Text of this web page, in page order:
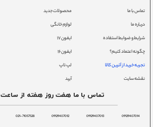
تماس با ما
درباره ما
شرایط و ضوابط استفاده
چگونه اعتماد کنیم؟
تجربه خرید از آترین کالا
نقشه سایت
محصولات جدید
لوازم خانگی
ایفون ۱۷
ایفون ۱۶
لپ تاپ
آیپد
تماس با ما هفت روز هفته از ساعت 8 الی 19
09129407014
09129407013
09129407012
021-71057528